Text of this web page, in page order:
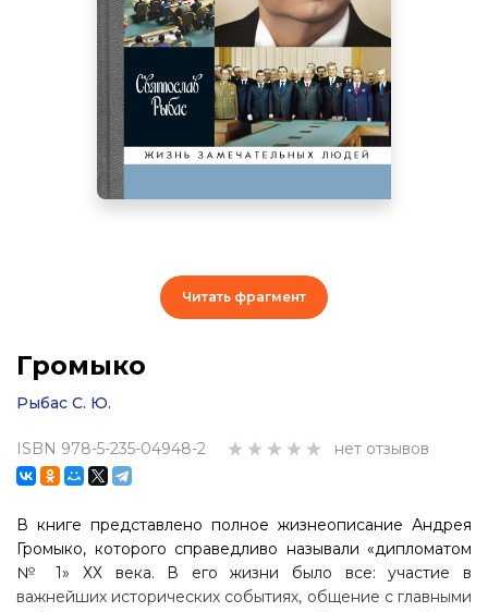
Громыко
Рыбас С. Ю.
ISBN 978-5-235-04948-2 нет отзывов
В книге представлено полное жизнеописание Андрея
Громыко, которого справедливо называли «дипломатом
№ 1» ХХ века. В его жизни было все: участие в
важнейших исторических событиях, общение с главными
Читать фрагмент